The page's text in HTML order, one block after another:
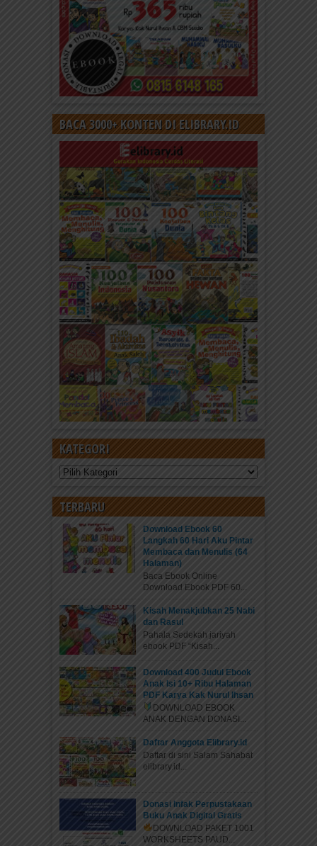
BACA 3000+ KONTEN DI ELIBRARY.ID
KATEGORI
Kategori
TERBARU
Download Ebook 60
Langkah 60 Hari Aku Pintar
Membaca dan Menulis (64
Halaman)
Baca Ebook Online
Download Ebook PDF 60...
Kisah Menakjubkan 25 Nabi
dan Rasul
Pahala Sedekah jariyah
ebook PDF “Kisah...
Download 400 Judul Ebook
Anak Isi 10+ Ribu Halaman
PDF Karya Kak Nurul Ihsan
DOWNLOAD EBOOK
ANAK DENGAN DONASI...
Daftar Anggota Elibrary.id
Daftar di sini Salam Sahabat
elibrary.id...
Donasi Infak Perpustakaan
Buku Anak Digital Gratis
DOWNLOAD PAKET 1001
WORKSHEETS PAUD...